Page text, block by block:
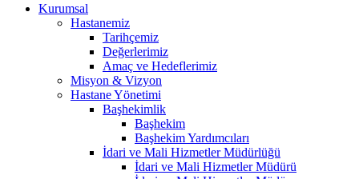
Kurumsal
Hastanemiz
Tarihçemiz
Değerlerimiz
Amaç ve Hedeflerimiz
Misyon & Vizyon
Hastane Yönetimi
Başhekimlik
Başhekim
Başhekim Yardımcıları
İdari ve Mali Hizmetler Müdürlüğü
İdari ve Mali Hizmetler Müdürü